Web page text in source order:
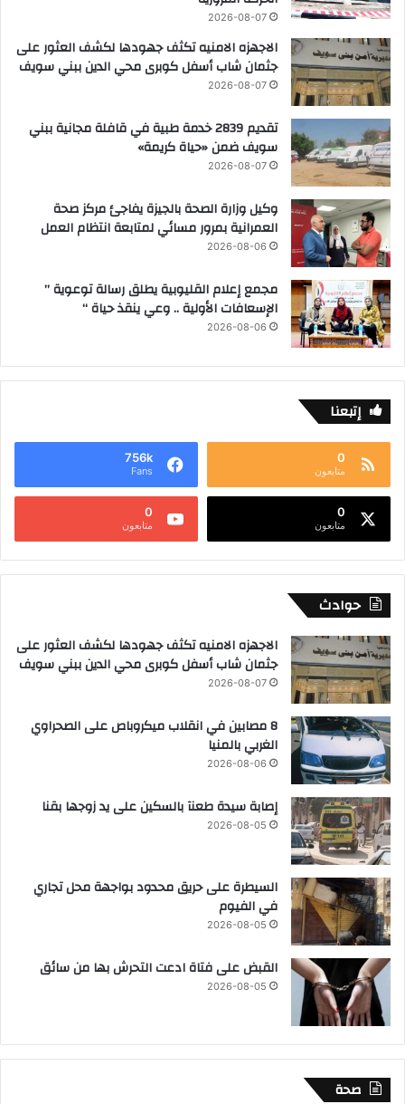
2026-08-07
الاجهزه الامنيه تكثف جهودها لكشف العثور على
جثمان شاب أسفل كوبرى محي الدين ببني سويف
2026-08-07
تقديم 2839 خدمة طبية في قافلة مجانية ببني
سويف ضمن «حياة كريمة»
2026-08-07
وكيل وزارة الصحة بالجيزة يفاجئ مركز صحة
العمرانية بمرور مسائي لمتابعة انتظام العمل
2026-08-06
مجمع إعلام القليوبية يطلق رسالة توعوية ”
الإسعافات الأولية .. وعي ينقذ حياة “
2026-08-06
إتبعنا
0
متابعون
756k
Fans
0
متابعون
0
متابعون
حوادث
الاجهزه الامنيه تكثف جهودها لكشف العثور على
جثمان شاب أسفل كوبرى محي الدين ببني سويف
2026-08-07
8 مصابين في انقلاب ميكروباص على الصحراوي
الغربي بالمنيا
2026-08-06
إصابة سيدة طعنآ بالسكين على يد زوجها بقنا
2026-08-05
السيطرة على حريق محدود بواجهة محل تجاري
في الفيوم
2026-08-05
القبض على فتاة ادعت التحرش بها من سائق
2026-08-05
صحة